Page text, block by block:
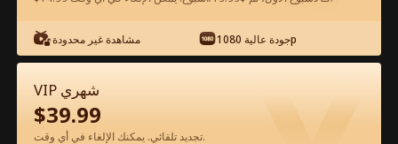
شاهد مجانًا في التطبيقمشاهدة غير محدودة جودة عالية 1080p
VIP شهري
$39.99
تجديد تلقائي. يمكنك الإلغاء في أي وقت.